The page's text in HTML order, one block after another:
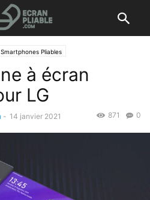
Smartphones Pliables
à écran
LG
- 14 janvier 2021 0
871